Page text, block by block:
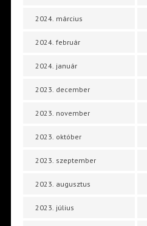
2024. március
2024. február
2024. január
2023. december
2023. november
2023. október
2023. szeptember
2023. augusztus
2023. július